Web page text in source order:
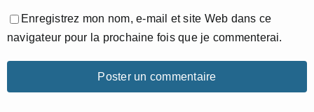
Enregistrez mon nom, e-mail et site Web dans ce
navigateur pour la prochaine fois que je commenterai.